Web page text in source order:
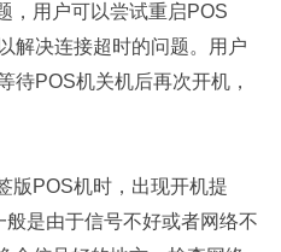
，用户可以尝试重启POS
解决连接超时的问题。用户
待POS机关机后再次开机，
版POS机时，出现开机提
般是由于信号不好或者网络不